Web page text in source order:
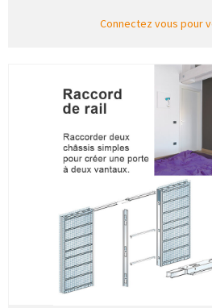
Connectez vous pour